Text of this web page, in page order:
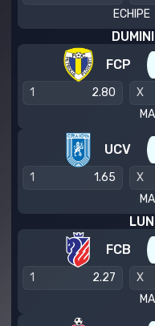
ECHIPE
FCP
1 2.80 X
UCV
1 1.65 X
FCB
1 2.27 X